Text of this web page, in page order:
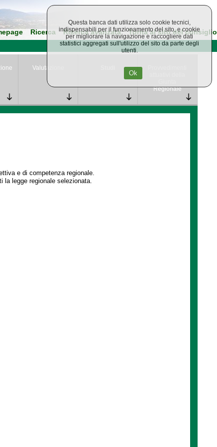
Ricerca Ricerca avanzata Torna al sito del consiglio
Valutazione
Regionale
e di competenza regionale.
la legge regionale selezionata.
Questa banca dati utilizza solo cookie tecnici,
indispensabili per il funzionamento del sito, e cookie
per migliorare la navigazione e raccogliere dati
statistici aggregati sull'utilizzo del sito da parte degli
utenti.
Ok